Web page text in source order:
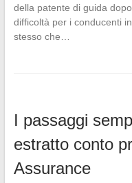
della patente di guida
difficoltà per i conducenti
stesso che…
I passaggi
estratto conto
Assurance